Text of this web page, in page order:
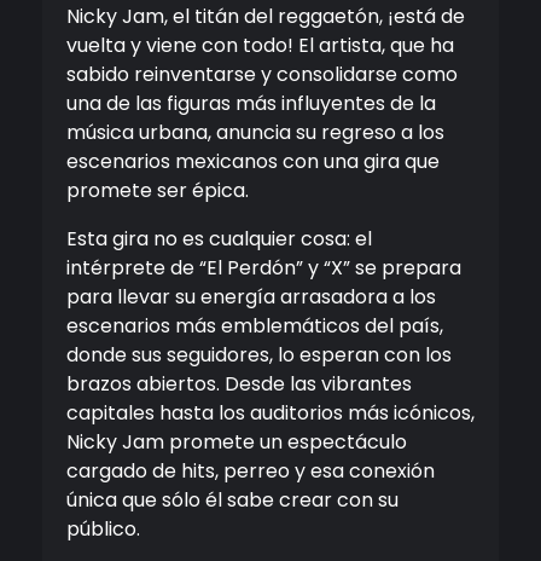
Nicky Jam, el titán del reggaetón, ¡está de
vuelta y viene con todo! El artista, que ha
sabido reinventarse y consolidarse como
una de las figuras más influyentes de la
música urbana, anuncia su regreso a los
escenarios mexicanos con una gira que
promete ser épica.
Esta gira no es cualquier cosa: el
intérprete de “El Perdón” y “X” se prepara
para llevar su energía arrasadora a los
escenarios más emblemáticos del país,
donde sus seguidores, lo esperan con los
brazos abiertos. Desde las vibrantes
capitales hasta los auditorios más icónicos,
Nicky Jam promete un espectáculo
cargado de hits, perreo y esa conexión
única que sólo él sabe crear con su
público.